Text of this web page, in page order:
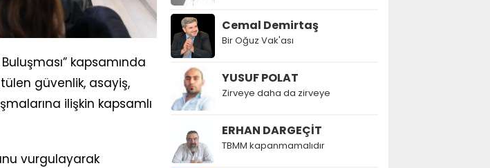
Buluşması” kapsamında
güvenlik, asayiş,
ilişkin kapsamlı
vurgulayarak
Cemal Demirtaş
Bir Oğuz Vak'ası
YUSUF POLAT
Zirveye daha da zirveye
ERHAN DARGEÇİT
TBMM kapanmamalıdır